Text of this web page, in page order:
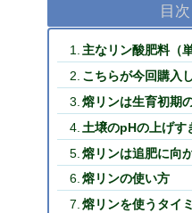
目次
主なリン酸肥料（単
こちらが今回購入
熔リンは生育初期
土壌のpHの上げす
熔リンは追肥に向
熔リンの使い方
熔リンを使うタイ